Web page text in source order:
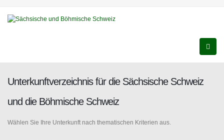
Unterkunftverzeichnis für die Sächsische Schweiz
und die Böhmische Schweiz
Wählen Sie Ihre Unterkunft nach thematischen Kriterien aus.